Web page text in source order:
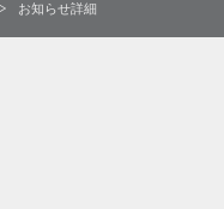
お知らせ詳細